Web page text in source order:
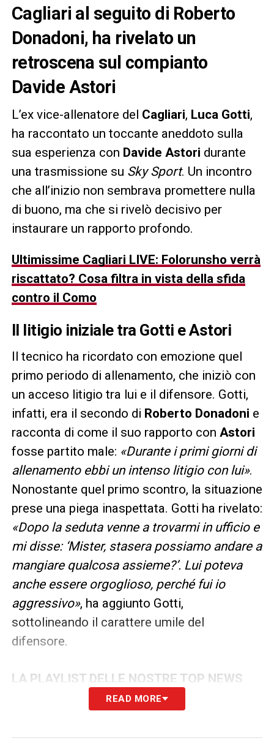
Cagliari al seguito di Roberto
Donadoni, ha rivelato un
retroscena sul compianto
Davide Astori
L’ex vice-allenatore del Cagliari, Luca Gotti,
ha raccontato un toccante aneddoto sulla
sua esperienza con Davide Astori durante
una trasmissione su Sky Sport. Un incontro
che all’inizio non sembrava promettere nulla
di buono, ma che si rivelò decisivo per
instaurare un rapporto profondo.
Ultimissime Cagliari LIVE: Folorunsho verrà
riscattato? Cosa filtra in vista della sfida
contro il Como
Il litigio iniziale tra Gotti e Astori
Il tecnico ha ricordato con emozione quel
primo periodo di allenamento, che iniziò con
un acceso litigio tra lui e il difensore. Gotti,
infatti, era il secondo di Roberto Donadoni e
racconta di come il suo rapporto con Astori
fosse partito male: «Durante i primi giorni di
allenamento ebbi un intenso litigio con lui».
Nonostante quel primo scontro, la situazione
prese una piega inaspettata. Gotti ha rivelato:
«Dopo la seduta venne a trovarmi in ufficio e
mi disse: ‘Mister, stasera possiamo andare a
mangiare qualcosa assieme?’. Lui poteva
anche essere orgoglioso, perché fui io
aggressivo», ha aggiunto Gotti,
sottolineando il carattere umile del
difensore.
LA PLAYLIST DELLE NOSTRE TOP NEWS
READ MORE